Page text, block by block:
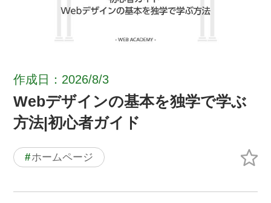
作成日：2026/8/3
Webデザインの基本を独学で学ぶ
方法|初心者ガイド
#ホームページ